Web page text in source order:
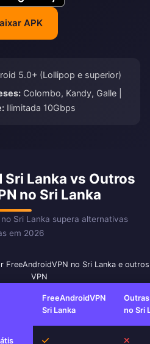
APK
5.0+ (Lollipop e superior)
Colombo, Kandy, Galle |
Ilimitada 10Gbps
Sri Lanka vs Outros
no Sri Lanka
Sri Lanka supera alternativas
em 2026
FreeAndroidVPN no Sri Lanka e
VPN
FreeAndroidVPN
Sri Lanka
no Sri
Sim